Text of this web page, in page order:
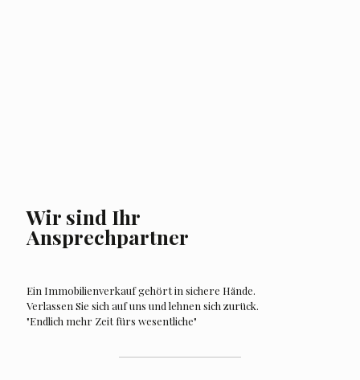
Wir sind Ihr
Ansprechpartner
Ein Immobilienverkauf gehört in sichere Hände.
Verlassen Sie sich auf uns und lehnen sich zurück.
"Endlich mehr Zeit fürs wesentliche"